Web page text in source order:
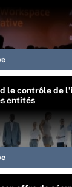
le contrôle de
entités